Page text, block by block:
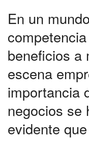
En un
beneficios a
escena
importancia
negocios se
evidente